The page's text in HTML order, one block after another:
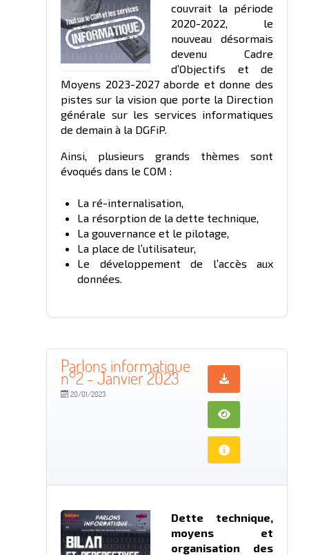
couvrait la période
2020-2022, le
nouveau désormais
devenu Cadre
d’Objectifs et de
Moyens 2023-2027 aborde et donne des
pistes sur la vision que porte la Direction
générale sur les services informatiques
de demain à la DGFiP.
Ainsi, plusieurs grands thèmes sont
évoqués dans le COM :
La ré-internalisation,
La résorption de la dette technique,
La gouvernance et le pilotage,
La place de l’utilisateur,
Le développement de l’accès aux
données.
Parlons informatique
n°2 - Janvier 2023
20/01/2023
Dette technique,
moyens et
organisation des